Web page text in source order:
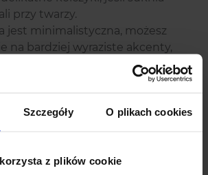
Szczegóły O plikach cookies
z plików cookie
przy twarzy.
jest minimalistyczna, możesz
na bardziej wyraziste akcenty,
umiar.
urody i klasy samej sukni.
subtelnie podkreślą Twój styl i